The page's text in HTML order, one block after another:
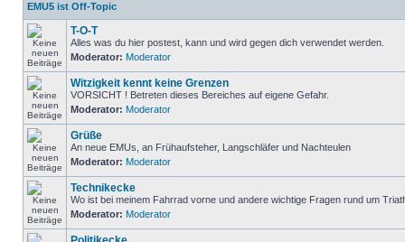
EMU5 ist Off-Topic
T-O-T
Alles was du hier postest, kann und wird gegen dich verwendet werden.
Moderator: Moderator
Witzigkeit kennt keine Grenzen
VORSICHT ! Betreten dieses Bereiches auf eigene Gefahr.
Moderator: Moderator
Grüße
An neue EMUs, an Frühaufsteher, Langschläfer und Nachteulen
Moderator: Moderator
Technikecke
Wo ist bei meinem Fahrrad vorne und andere wichtige Fragen rund um
Moderator: Moderator